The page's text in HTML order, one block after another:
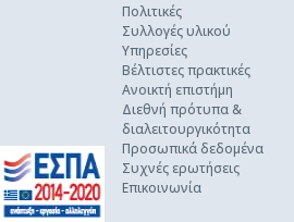
Πολιτικές
Συλλογές υλικού
Υπηρεσίες
Βέλτιστες πρακτικές
Ανοικτή επιστήμη
Διεθνή πρότυπα &
διαλειτουργικότητα
Προσωπικά δεδομένα
Συχνές ερωτήσεις
Επικοινωνία